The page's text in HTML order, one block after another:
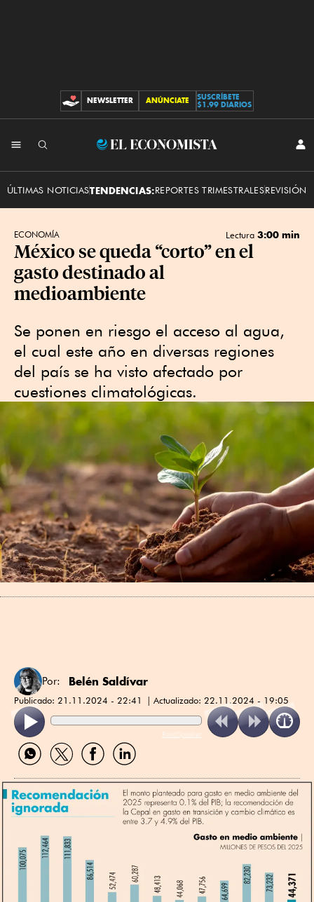
CONTRIBUCIONES
NEWSLETTER ANÚNCIATE
SUSCRÍBETE
$1.99 DIARIOS
El
ÚLTIMAS NOTICIASTENDENCIAS:REPORTES TRIMESTRALESREVISIÓN
ECONOMÍA Lectura 3:00 min
México se queda “corto” en el
gasto destinado al
medioambiente
Se ponen en riesgo el acceso al agua,
el cual este año en diversas regiones
del país se ha visto afectado por
cuestiones climatológicas.
Por: Belén Saldívar
Publicado: 21.11.2024 - 22:41 Actualizado: 22.11.2024 - 19:05
ReadSpeaker
Compartir
por
Compartir
por
Compartir
por
Compartir
por